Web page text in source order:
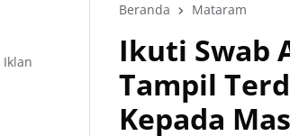
Beranda Mataram
Ikuti Swab
Tampil
Kepada
Iklan